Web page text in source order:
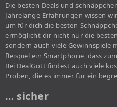
Die besten Deals und
Jahrelange Erfahrungen wissen
um für dich die besten
ermöglicht dir nicht nur die
sondern auch viele Gewinnspiele
Beispiel ein Smartphone, dass
Bei DealGott findest auch viele
Proben, die es immer für ein
… sicher